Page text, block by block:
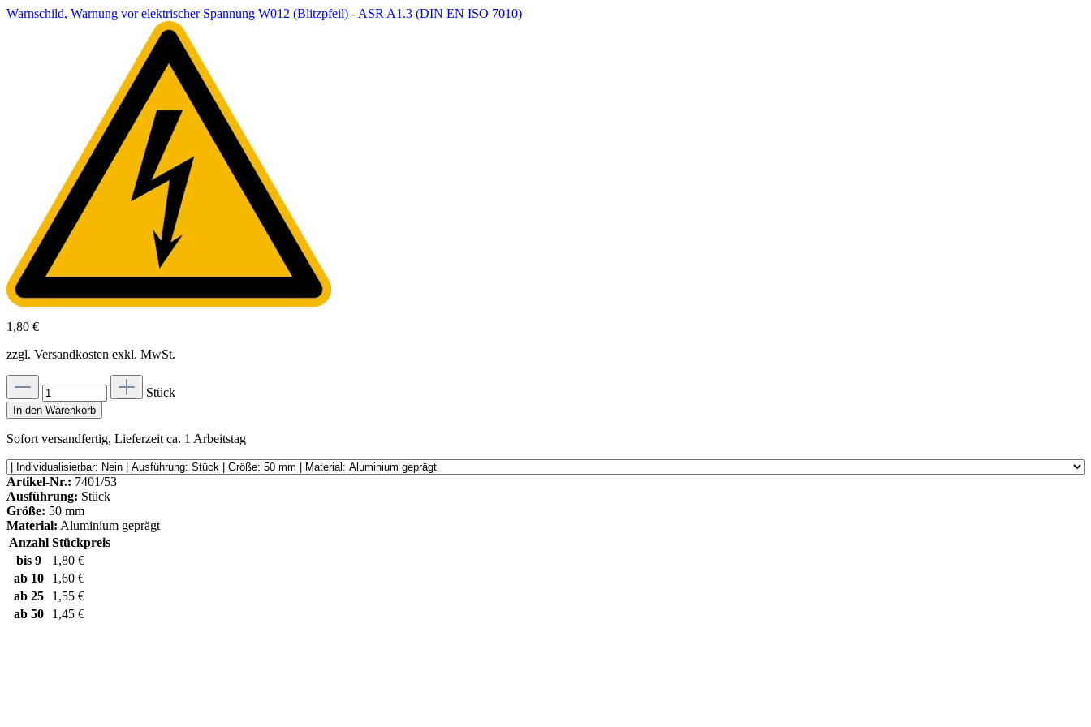
Warnschild, Warnung vor elektrischer Spannung W012 (Blitzpfeil) - ASR A1.3 (DIN EN ISO 7010)
1,80 €
zzgl. Versandkosten exkl. MwSt.
Stück
In den Warenkorb
Sofort versandfertig, Lieferzeit ca. 1 Arbeitstag
Artikel-Nr.: 7401/53
Ausführung: Stück
Größe: 50 mm
Material: Aluminium geprägt
Anzahl Stückpreis
bis 9
1,80 €
ab 10
1,60 €
ab 25
1,55 €
ab 50 1,45 €